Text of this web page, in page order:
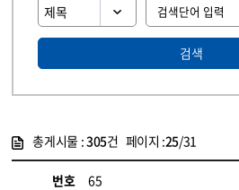
검색
총게시물 :305건 페이지 :25/31
번호
65